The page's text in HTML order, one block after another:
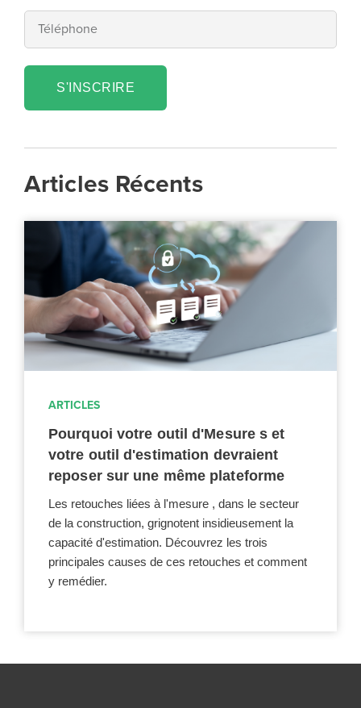
S'INSCRIRE
Articles Récents
ARTICLES
Pourquoi votre outil d'Mesure s et
votre outil d'estimation devraient
reposer sur une même plateforme
Les retouches liées à l'mesure , dans le secteur
de la construction, grignotent insidieusement la
capacité d'estimation. Découvrez les trois
principales causes de ces retouches et comment
y remédier.